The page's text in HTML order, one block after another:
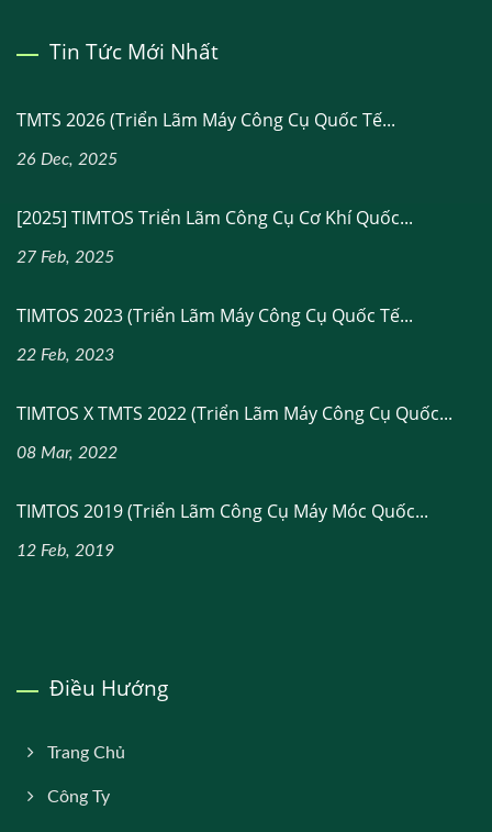
Tin Tức Mới Nhất
TMTS 2026 (Triển Lãm Máy Công Cụ Quốc Tế...
26 Dec, 2025
[2025] TIMTOS Triển Lãm Công Cụ Cơ Khí Quốc...
27 Feb, 2025
TIMTOS 2023 (Triển Lãm Máy Công Cụ Quốc Tế...
22 Feb, 2023
TIMTOS X TMTS 2022 (Triển Lãm Máy Công Cụ Quốc...
08 Mar, 2022
TIMTOS 2019 (Triển Lãm Công Cụ Máy Móc Quốc...
12 Feb, 2019
Điều Hướng
Trang Chủ
Công Ty